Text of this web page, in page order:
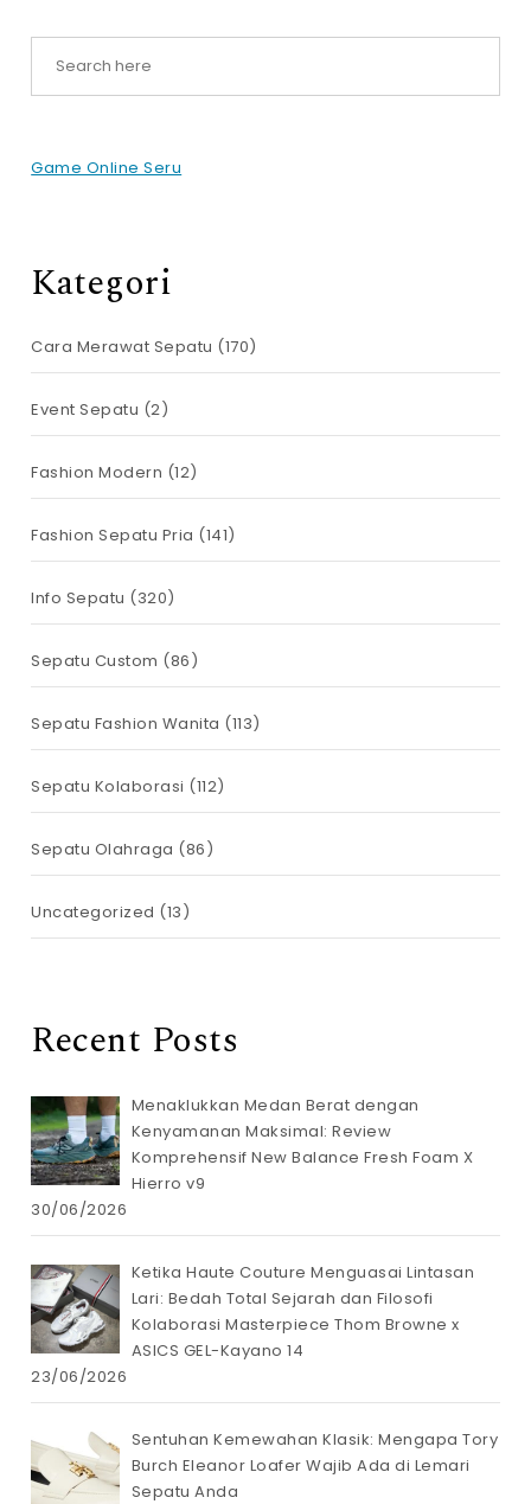
Game Online Seru
Kategori
Cara Merawat Sepatu (170)
Event Sepatu (2)
Fashion Modern (12)
Fashion Sepatu Pria (141)
Info Sepatu (320)
Sepatu Custom (86)
Sepatu Fashion Wanita (113)
Sepatu Kolaborasi (112)
Sepatu Olahraga (86)
Uncategorized (13)
Recent Posts
Menaklukkan Medan Berat dengan
Kenyamanan Maksimal: Review
Komprehensif New Balance Fresh Foam X
Hierro v9
30/06/2026
Ketika Haute Couture Menguasai Lintasan
Lari: Bedah Total Sejarah dan Filosofi
Kolaborasi Masterpiece Thom Browne x
ASICS GEL-Kayano 14
23/06/2026
Sentuhan Kemewahan Klasik: Mengapa Tory
Burch Eleanor Loafer Wajib Ada di Lemari
Sepatu Anda